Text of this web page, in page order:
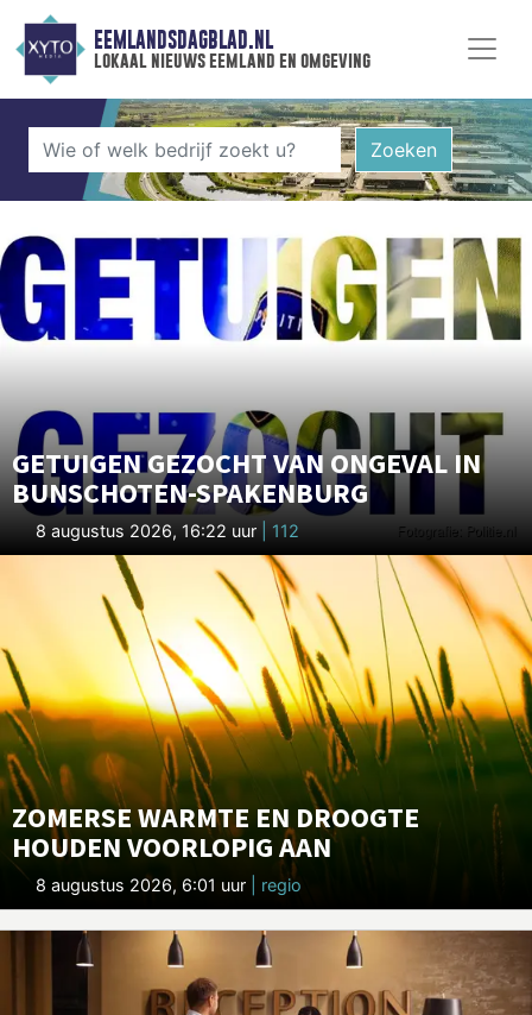
EEMLANDSDAGBLAD.NL
lokaal nieuws eemland en omgeving
Zoeken
GETUIGEN GEZOCHT VAN ONGEVAL IN
BUNSCHOTEN-SPAKENBURG
8 augustus 2026, 16:22 uur | 112
ZOMERSE WARMTE EN DROOGTE
HOUDEN VOORLOPIG AAN
8 augustus 2026, 6:01 uur | regio